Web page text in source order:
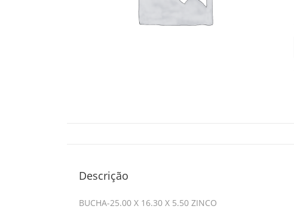
Descrição
BUCHA-25.00 X 16.30 X 5.50 ZINCO